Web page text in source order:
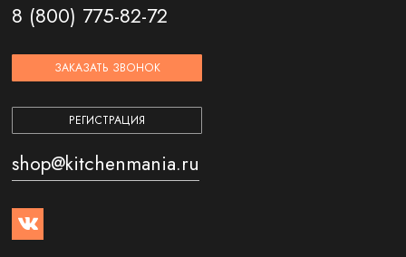
8 (800) 775-82-72
ЗАКАЗАТЬ ЗВОНОК
РЕГИСТРАЦИЯ
shop@kitchenmania.ru